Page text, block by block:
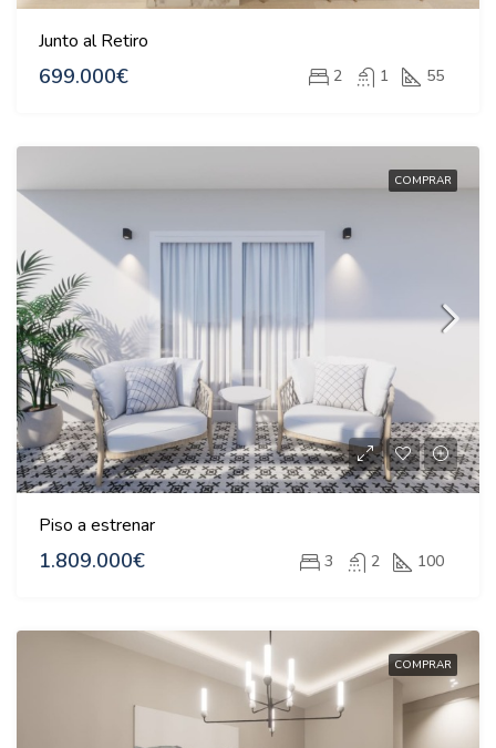
Junto al Retiro
699.000€ 2 1 55
COMPRAR
Piso a estrenar
1.809.000€ 3 2 100
COMPRAR